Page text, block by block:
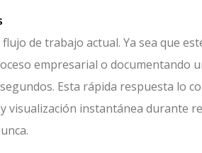
de trabajo actual. Ya sea que
empresarial o documentando
Esta rápida respuesta lo
visualización instantánea durante